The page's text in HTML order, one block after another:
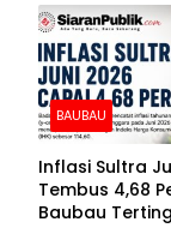
BAUBAU
Inflasi Sultra
Tembus 4,68
Baubau